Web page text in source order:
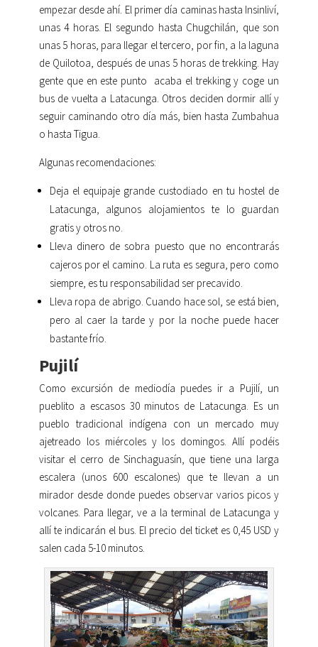
empezar desde ahí. El primer día caminas hasta Insinliví,
unas 4 horas. El segundo hasta Chugchilán, que son
unas 5 horas, para llegar el tercero, por fin, a la laguna
de Quilotoa, después de unas 5 horas de trekking. Hay
gente que en este punto acaba el trekking y coge un
bus de vuelta a Latacunga. Otros deciden dormir allí y
seguir caminando otro día más, bien hasta Zumbahua
o hasta Tigua.
Algunas recomendaciones:
Deja el equipaje grande custodiado en tu hostel de
Latacunga, algunos alojamientos te lo guardan
gratis y otros no.
Lleva dinero de sobra puesto que no encontrarás
cajeros por el camino. La ruta es segura, pero como
siempre, es tu responsabilidad ser precavido.
Lleva ropa de abrigo. Cuando hace sol, se está bien,
pero al caer la tarde y por la noche puede hacer
bastante frío.
Pujilí
Como excursión de mediodía puedes ir a Pujilí, un
pueblito a escasos 30 minutos de Latacunga. Es un
pueblo tradicional indígena con un mercado muy
ajetreado los miércoles y los domingos. Allí podéis
visitar el cerro de Sinchaguasín, que tiene una larga
escalera (unos 600 escalones) que te llevan a un
mirador desde donde puedes observar varios picos y
volcanes. Para llegar, ve a la terminal de Latacunga y
allí te indicarán el bus. El precio del ticket es 0,45 USD y
salen cada 5-10 minutos.